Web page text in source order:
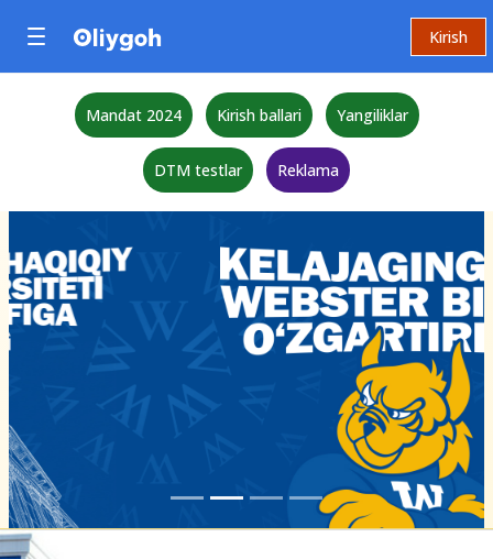
Kirish
Mandat 2024 Kirish ballari Yangiliklar
DTM testlar Reklama